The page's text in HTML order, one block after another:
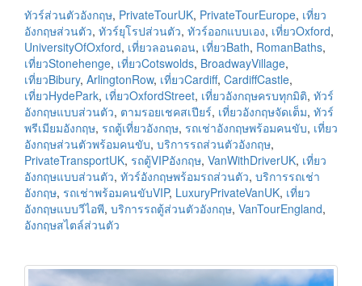
ทัวร์ส่วนตัวอังกฤษ, PrivateTourUK, PrivateTourEurope, เที่ยว
อังกฤษส่วนตัว, ทัวร์ยุโรปส่วนตัว, ทัวร์ออกแบบเอง, เที่ยวOxford,
UniversityOfOxford, เที่ยวลอนดอน, เที่ยวBath, RomanBaths,
เที่ยวStonehenge, เที่ยวCotswolds, BroadwayVillage,
เที่ยวBibury, ArlingtonRow, เที่ยวCardiff, CardiffCastle,
เที่ยวHydePark, เที่ยวOxfordStreet, เที่ยวอังกฤษครบทุกมิติ, ทัวร์
อังกฤษแบบส่วนตัว, ตามรอยเชคสเปียร์, เที่ยวอังกฤษจัดเต็ม, ทัวร์
พรีเมียมอังกฤษ, รถตู้เที่ยวอังกฤษ, รถเช่าอังกฤษพร้อมคนขับ, เที่ยว
อังกฤษส่วนตัวพร้อมคนขับ, บริการรถส่วนตัวอังกฤษ,
PrivateTransportUK, รถตู้VIPอังกฤษ, VanWithDriverUK, เที่ยว
อังกฤษแบบส่วนตัว, ทัวร์อังกฤษพร้อมรถส่วนตัว, บริการรถเช่า
อังกฤษ, รถเช่าพร้อมคนขับVIP, LuxuryPrivateVanUK, เที่ยว
อังกฤษแบบวีไอพี, บริการรถตู้ส่วนตัวอังกฤษ, VanTourEngland,
อังกฤษสไตล์ส่วนตัว